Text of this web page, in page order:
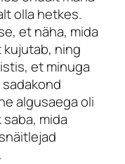
olla hetkes.
et näha, mida
kujutab, ning
et minuga
algusaega oli
mida